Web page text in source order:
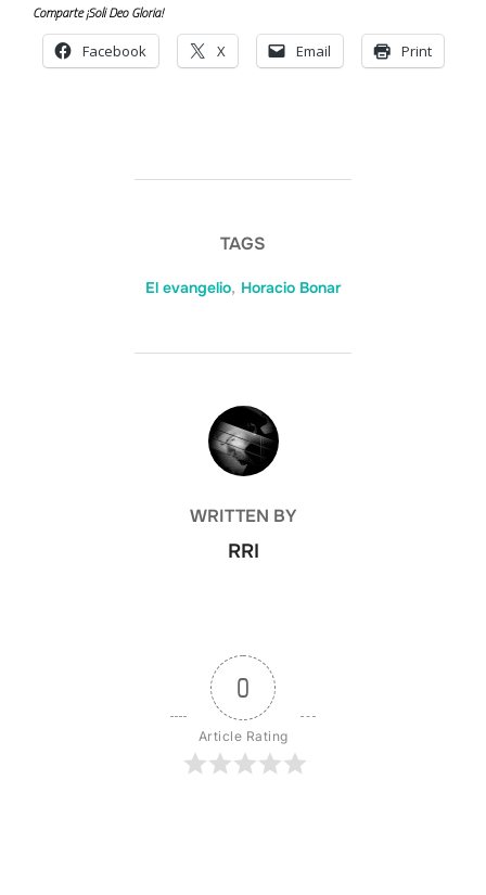
Comparte ¡Soli Deo Gloria!
Facebook X Email Print
TAGS
El evangelio, Horacio Bonar
POST AUTHOR
WRITTEN BY
RRI
0
Article Rating